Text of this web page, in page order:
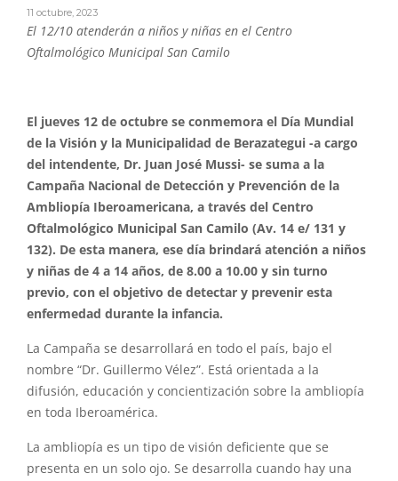
11 octubre, 2023
El 12/10 atenderán a niños y niñas en el Centro
Oftalmológico Municipal San Camilo
El jueves 12 de octubre se conmemora el Día Mundial
de la Visión y la Municipalidad de Berazategui -a cargo
del intendente, Dr. Juan José Mussi- se suma a la
Campaña Nacional de Detección y Prevención de la
Ambliopía Iberoamericana, a través del Centro
Oftalmológico Municipal San Camilo (Av. 14 e/ 131 y
132). De esta manera, ese día brindará atención a niños
y niñas de 4 a 14 años, de 8.00 a 10.00 y sin turno
previo, con el objetivo de detectar y prevenir esta
enfermedad durante la infancia.
La Campaña se desarrollará en todo el país, bajo el
nombre “Dr. Guillermo Vélez”. Está orientada a la
difusión, educación y concientización sobre la ambliopía
en toda Iberoamérica.
La ambliopía es un tipo de visión deficiente que se
presenta en un solo ojo. Se desarrolla cuando hay una